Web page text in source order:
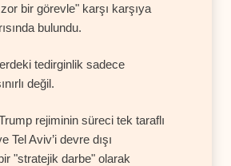
bir görevle" karşı karşıya
bulundu.
tedirginlik sadece
değil.
rejiminin süreci tek taraflı
Tel Aviv’i devre dışı
"stratejik darbe" olarak